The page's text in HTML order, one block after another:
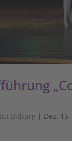
Bitburg | Dez.